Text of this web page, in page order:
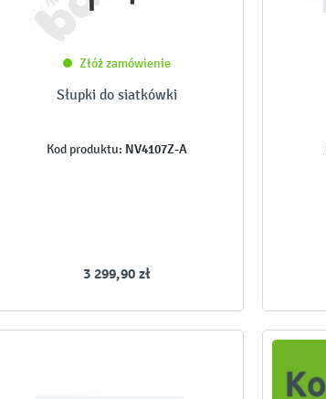
Złóż zamówienie
Słupki do siatkówki
Kod produktu: NV4107Z-A
3 299,90 zł